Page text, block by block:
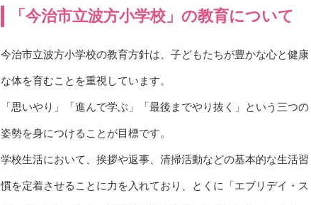
「今治市立波方小学校」の教育について
今治市立波方小学校の教育方針は、子どもたちが豊かな心と健康
な体を育むことを重視しています。
「思いやり」「進んで学ぶ」「最後までやり抜く」という三つの
姿勢を身につけることが目標です。
学校生活において、挨拶や返事、清掃活動などの基本的な生活習
慣を定着させることに力を入れており、とくに「エブリデイ・ス